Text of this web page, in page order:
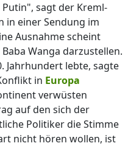
sagt der Kreml-
in einer Sendung im
Ausnahme scheint
Wanga darzustellen.
Jahrhundert lebte, sagte
in Europa
verwüsten
auf den sich der
Politiker die Stimme
nicht hören wollen, ist